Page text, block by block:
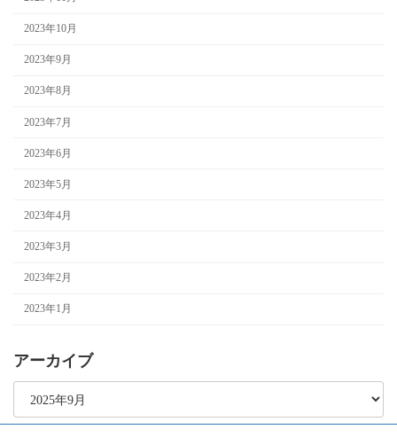
2023年10月
2023年9月
2023年8月
2023年7月
2023年6月
2023年5月
2023年4月
2023年3月
2023年2月
2023年1月
アーカイブ
ア
イ